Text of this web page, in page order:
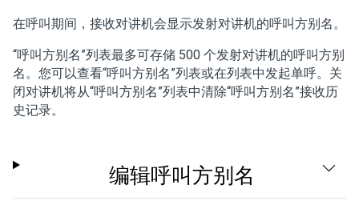
在呼叫期间，接收对讲机会显示发射对讲机的呼叫方别名。
“呼叫方别名”列表最多可存储 500 个发射对讲机的呼叫方别
名。您可以查看“呼叫方别名”列表或在列表中发起单呼。关
闭对讲机将从“呼叫方别名”列表中清除“呼叫方别名”接收历
史记录。
编辑呼叫方别名